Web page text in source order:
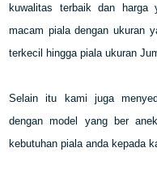
kuwalitas terbaik dan harga
macam piala dengan ukuran
terkecil hingga piala ukuran
Selain itu kami juga
dengan model yang ber
kebutuhan piala anda kepada